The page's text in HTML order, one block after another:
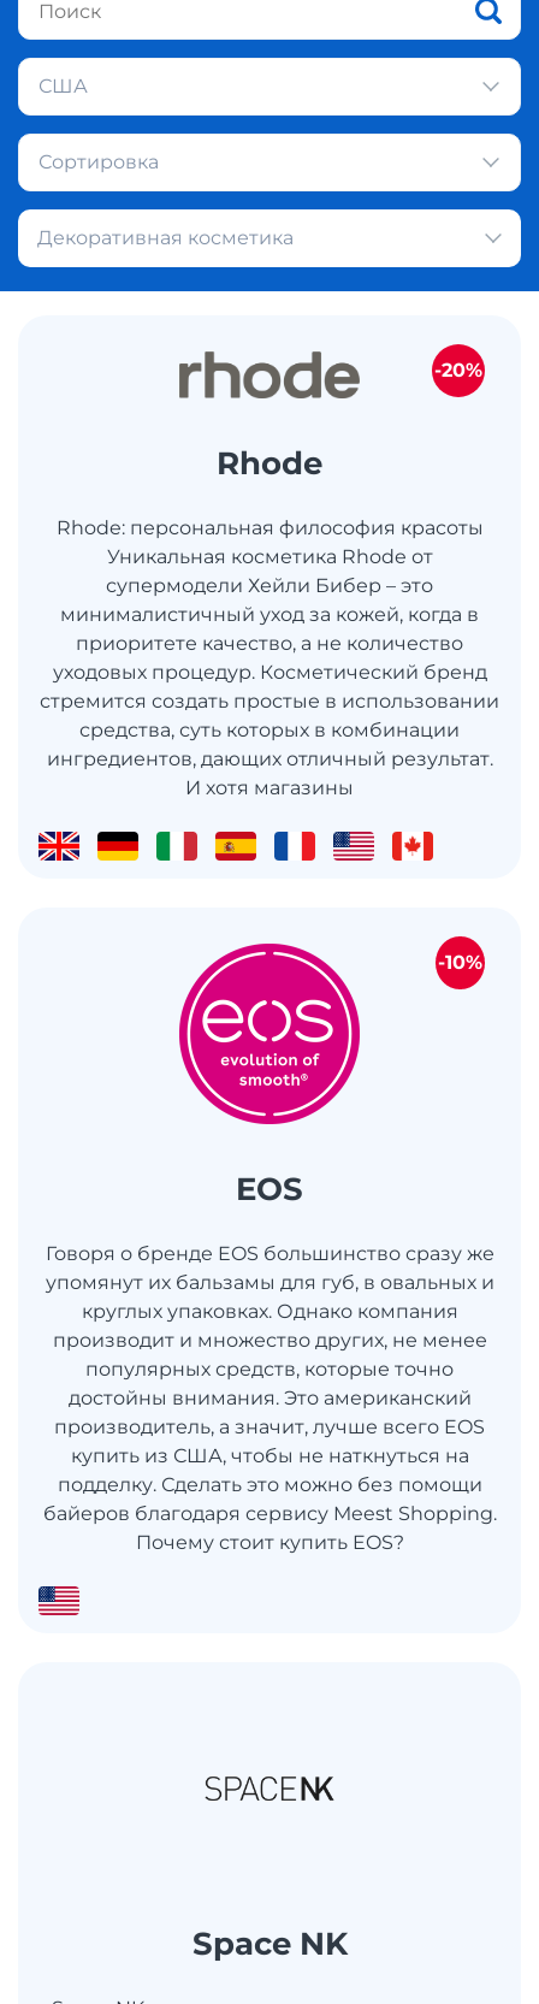
США
Сортировка
Декоративная косметика
Rhode
Rhode: персональная философия красоты
Уникальная косметика Rhode от
супермодели Хейли Бибер – это
минималистичный уход за кожей, когда в
приоритете качество, а не количество
уходовых процедур. Косметический бренд
стремится создать простые в использовании
средства, суть которых в комбинации
ингредиентов, дающих отличный результат.
И хотя магазины
-20%
EOS
Говоря о бренде EOS большинство сразу же
упомянут их бальзамы для губ, в овальных и
круглых упаковках. Однако компания
производит и множество других, не менее
популярных средств, которые точно
достойны внимания. Это американский
производитель, а значит, лучше всего EOS
купить из США, чтобы не наткнуться на
подделку. Сделать это можно без помощи
байеров благодаря сервису Meest Shopping.
Почему стоит купить EOS?
-10%
Space NK